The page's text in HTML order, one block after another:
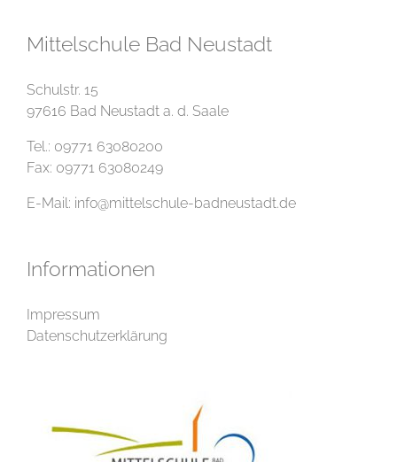
Mittelschule Bad Neustadt
Schulstr. 15
97616 Bad Neustadt a. d. Saale
Tel.: 09771 63080200
Fax: 09771 63080249
E-Mail: info@mittelschule-badneustadt.de
Informationen
Impressum
Datenschutzerklärung